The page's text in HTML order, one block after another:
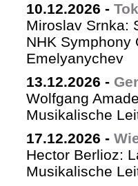
10.12.2026 -
Miroslav Srnka:
NHK Symphony
Emelyanychev
13.12.2026 -
Wolfgang
Musikalische
17.12.2026 -
Hector Berlioz:
Musikalische